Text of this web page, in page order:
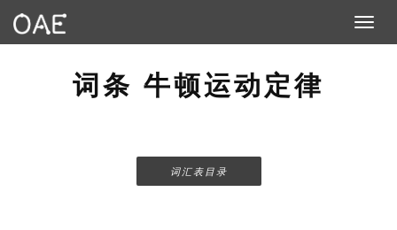
Toggle
词条 牛顿运动定律
词汇表目录